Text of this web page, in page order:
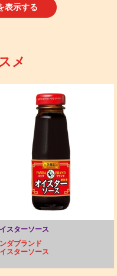
表示する
メ
スターソース
ダブランド
スターソース